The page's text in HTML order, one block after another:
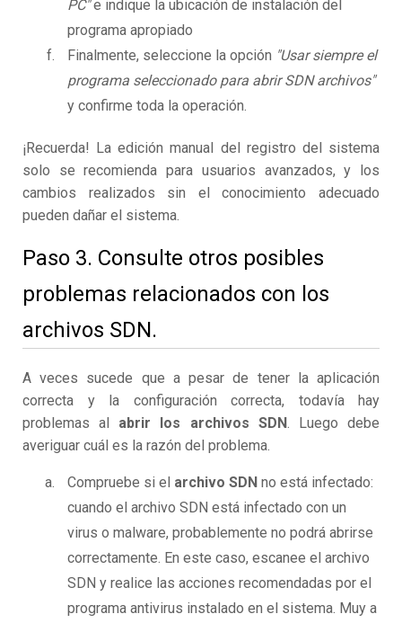
PC"e indique la ubicación de instalación del
programa apropiado
Finalmente, seleccione la opción "Usar siempre el
programa seleccionado para abrir SDN archivos"
y confirme toda la operación.
¡Recuerda! La edición manual del registro del sistema
solo se recomienda para usuarios avanzados, y los
cambios realizados sin el conocimiento adecuado
pueden dañar el sistema.
Paso 3. Consulte otros posibles
problemas relacionados con los
archivos SDN.
A veces sucede que a pesar de tener la aplicación
correcta y la configuración correcta, todavía hay
problemas al abrir los archivos SDN. Luego debe
averiguar cuál es la razón del problema.
Compruebe si el archivo SDN no está infectado:
cuando el archivo SDN está infectado con un
virus o malware, probablemente no podrá abrirse
correctamente. En este caso, escanee el archivo
SDN y realice las acciones recomendadas por el
programa antivirus instalado en el sistema. Muy a